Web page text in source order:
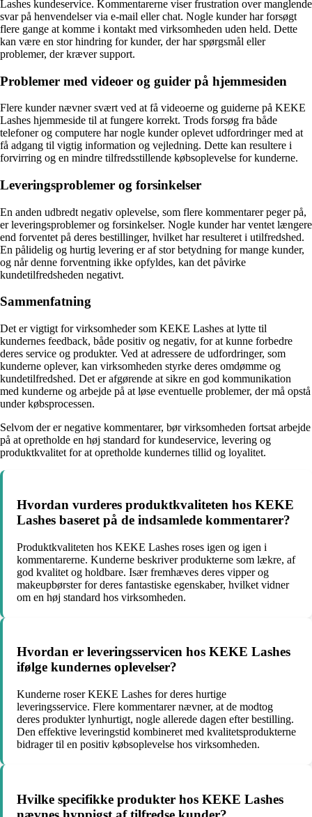
Lashes kundeservice. Kommentarerne viser frustration over manglende
svar på henvendelser via e-mail eller chat. Nogle kunder har forsøgt
flere gange at komme i kontakt med virksomheden uden held. Dette
kan være en stor hindring for kunder, der har spørgsmål eller
problemer, der kræver support.
Problemer med videoer og guider på hjemmesiden
Flere kunder nævner svært ved at få videoerne og guiderne på KEKE
Lashes hjemmeside til at fungere korrekt. Trods forsøg fra både
telefoner og computere har nogle kunder oplevet udfordringer med at
få adgang til vigtig information og vejledning. Dette kan resultere i
forvirring og en mindre tilfredsstillende købsoplevelse for kunderne.
Leveringsproblemer og forsinkelser
En anden udbredt negativ oplevelse, som flere kommentarer peger på,
er leveringsproblemer og forsinkelser. Nogle kunder har ventet længere
end forventet på deres bestillinger, hvilket har resulteret i utilfredshed.
En pålidelig og hurtig levering er af stor betydning for mange kunder,
og når denne forventning ikke opfyldes, kan det påvirke
kundetilfredsheden negativt.
Sammenfatning
Det er vigtigt for virksomheder som KEKE Lashes at lytte til
kundernes feedback, både positiv og negativ, for at kunne forbedre
deres service og produkter. Ved at adressere de udfordringer, som
kunderne oplever, kan virksomheden styrke deres omdømme og
kundetilfredshed. Det er afgørende at sikre en god kommunikation
med kunderne og arbejde på at løse eventuelle problemer, der må opstå
under købsprocessen.
Selvom der er negative kommentarer, bør virksomheden fortsat arbejde
på at opretholde en høj standard for kundeservice, levering og
produktkvalitet for at opretholde kundernes tillid og loyalitet.
Hvordan vurderes produktkvaliteten hos KEKE
Lashes baseret på de indsamlede kommentarer?
Produktkvaliteten hos KEKE Lashes roses igen og igen i
kommentarerne. Kunderne beskriver produkterne som lækre, af
god kvalitet og holdbare. Især fremhæves deres vipper og
makeupbørster for deres fantastiske egenskaber, hvilket vidner
om en høj standard hos virksomheden.
Hvordan er leveringsservicen hos KEKE Lashes
ifølge kundernes oplevelser?
Kunderne roser KEKE Lashes for deres hurtige
leveringsservice. Flere kommentarer nævner, at de modtog
deres produkter lynhurtigt, nogle allerede dagen efter bestilling.
Den effektive leveringstid kombineret med kvalitetsprodukterne
bidrager til en positiv købsoplevelse hos virksomheden.
Hvilke specifikke produkter hos KEKE Lashes